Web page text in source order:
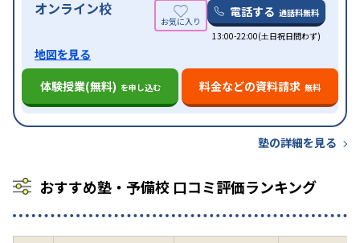
オンライン校 電話する 通話料無料
13:00-22:00(土日祝日問わず)
地図を見る
体験授業(無料) を申し込む 料金などの資料請求 無料
塾の詳細を見る
おすすめ塾・予備校 口コミ評価ランキング